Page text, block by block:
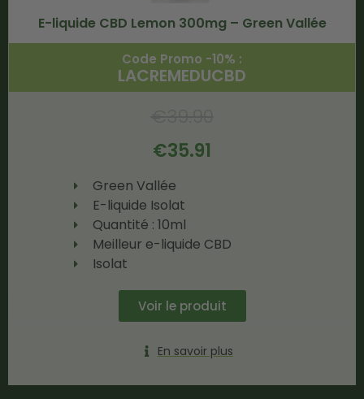
E-liquide CBD Lemon 300mg – Green Vallée
Code Promo -10% :
LACREMEDUCBD
€35.91
Green Vallée
E-liquide Isolat
Quantité : 10ml
Meilleur e-liquide CBD
Isolat
Voir le produit
En savoir plus